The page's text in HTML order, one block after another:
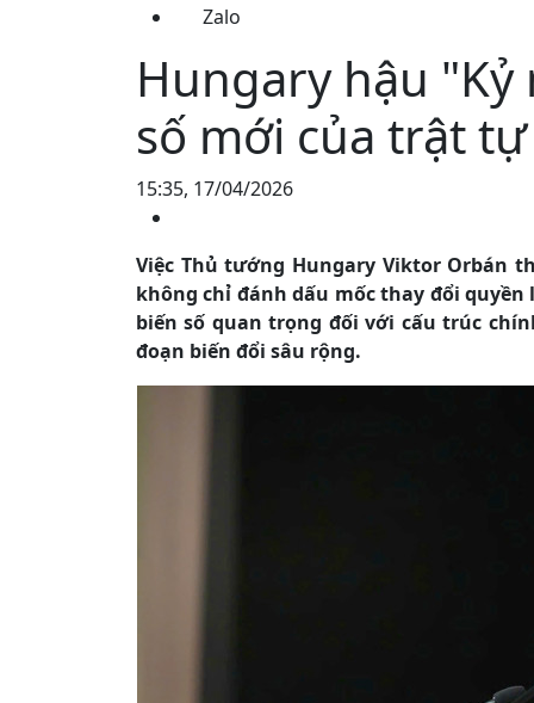
Zalo
Hungary hậu
số mới của trật
15:35, 17/04/2026
Việc Thủ tướng Hungary Viktor Orbán
không chỉ đánh dấu mốc thay đổi
biến số quan trọng đối với cấu trúc
đoạn biến đổi sâu rộng.